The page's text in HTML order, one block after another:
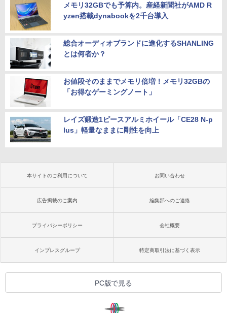
メモリ32GBでも予算内。産経新聞社がAMD R
yzen搭載dynabookを2千台導入
総合オーディオブランドに進化するSHANLING
とは何者か？
お値段そのままでメモリ倍増！メモリ32GBの
「お得なゲーミングノート」
レイズ鍛造1ピースアルミホイール「CE28 N-p
lus」軽量なままに剛性を向上
本サイトのご利用について お問い合わせ
広告掲載のご案内 編集部へのご連絡
プライバシーポリシー 会社概要
インプレスグループ 特定商取引法に基づく表示
PC版で見る